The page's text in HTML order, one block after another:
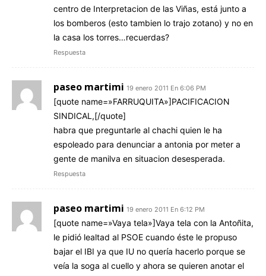
centro de Interpretacion de las Viñas, está junto a
los bomberos (esto tambien lo trajo zotano) y no en
la casa los torres…recuerdas?
Respuesta
paseo martimi 19 enero 2011 En 6:06 PM
[quote name=»FARRUQUITA»]PACIFICACION
SINDICAL,[/quote]
habra que preguntarle al chachi quien le ha
espoleado para denunciar a antonia por meter a
gente de manilva en situacion desesperada.
Respuesta
paseo martimi 19 enero 2011 En 6:12 PM
[quote name=»Vaya tela»]Vaya tela con la Antoñita,
le pidió lealtad al PSOE cuando éste le propuso
bajar el IBI ya que IU no quería hacerlo porque se
veía la soga al cuello y ahora se quieren anotar el